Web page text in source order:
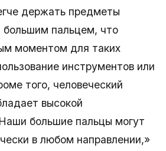
держать предметы
пальцем, что
моментом для таких
инструментов или
того, человеческий
высокой
большие пальцы могут
в любом направлении,»